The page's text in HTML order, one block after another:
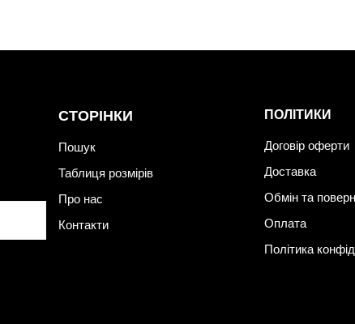
СТОРІНКИ
Пошук
Таблиця розмірів
Про нас
Контакти
ПОЛІТИКИ
Договір оферти
Доставка
Обмін та
Оплата
Політика